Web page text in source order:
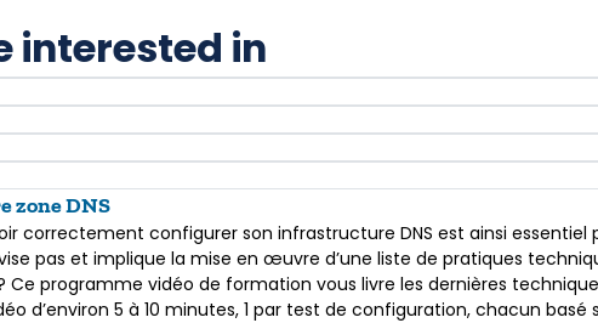
interested in
zone DNS
correctement configurer son infrastructure DNS est ainsi
pas et implique la mise en œuvre d’une liste de pratiques
programme vidéo de formation vous livre les dernières
d’environ 5 à 10 minutes, 1 par test de configuration, chacun